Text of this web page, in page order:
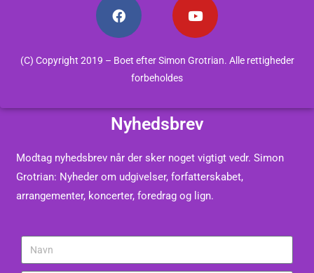
(C) Copyright 2019 – Boet efter Simon Grotrian. Alle rettigheder
forbeholdes
Nyhedsbrev
Modtag nyhedsbrev når der sker noget vigtigt vedr. Simon
Grotrian: Nyheder om udgivelser, forfatterskabet,
arrangementer, koncerter, foredrag og lign.